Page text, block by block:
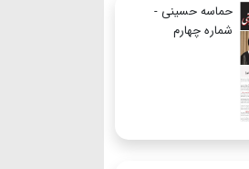
حماسه حسینی -
شماره چهارم